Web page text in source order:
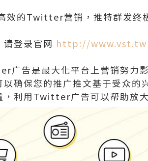
效的Twitter营销，推特群发终
请登录官网 http://www.vst.tw
广告是最大化平台上营销努力
以确保您的推广推文基于受众
，利用Twitter广告可以帮助放